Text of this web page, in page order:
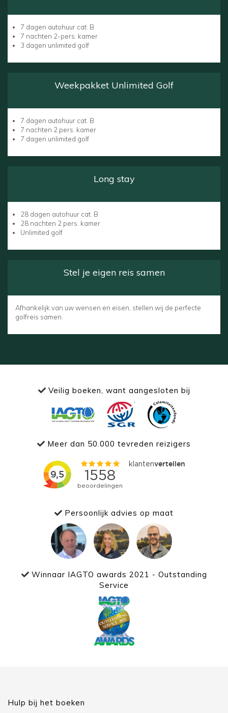
7 dagen autohuur cat. B
7 nachten 2-pers. kamer
3 dagen unlimited golf
Weekpakket Unlimited Golf
7 dagen autohuur cat. B
7 nachten 2 pers. kamer
7 dagen unlimited golf
Long stay
28 dagen autohuur cat. B
28 nachten 2 pers. kamer
Unlimited golf
Stel je eigen reis samen
Afhankelijk van uw wensen en eisen, stellen wij de perfecte
golfreis samen.
Veilig boeken, want aangesloten bij
Meer dan 50.000 tevreden reizigers
Persoonlijk advies op maat
Winnaar IAGTO awards 2021 - Outstanding
Service
Hulp bij het boeken